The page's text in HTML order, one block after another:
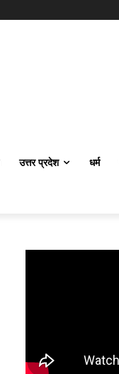
उत्तर प्रदेश धर्म